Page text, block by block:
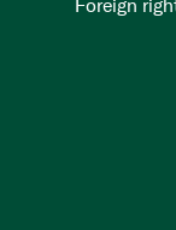
Foreign